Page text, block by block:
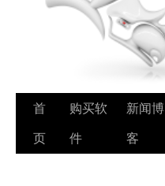
跳
至
首
页
购买软
件
新闻博
客